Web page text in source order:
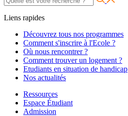
Liens rapides
Découvrez tous nos programmes
Comment s'inscrire à l'Ecole ?
Où nous rencontrer ?
Comment trouver un logement ?
Etudiants en situation de handicap
Nos actualités
Ressources
Espace Étudiant
Admission